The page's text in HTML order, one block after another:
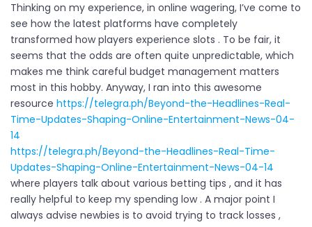
Thinking on my experience, in online wagering, I’ve come to
see how the latest platforms have completely
transformed how players experience slots . To be fair, it
seems that the odds are often quite unpredictable, which
makes me think careful budget management matters
most in this hobby. Anyway, I ran into this awesome
resource https://telegra.ph/Beyond-the-Headlines-Real-
Time-Updates-Shaping-Online-Entertainment-News-04-
14
https://telegra.ph/Beyond-the-Headlines-Real-Time-
Updates-Shaping-Online-Entertainment-News-04-14
where players talk about various betting tips , and it has
really helpful to keep my spending low . A major point I
always advise newbies is to avoid trying to track losses ,